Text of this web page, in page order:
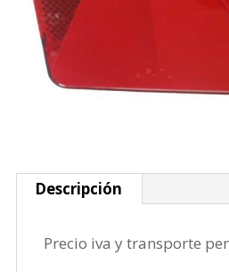
Descripción
Precio iva y transporte